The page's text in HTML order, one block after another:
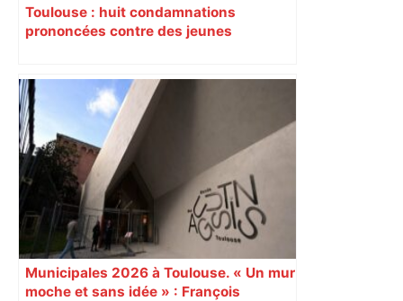
Toulouse : huit condamnations
prononcées contre des jeunes
Municipales 2026 à Toulouse. « Un mur
moche et sans idée » : François